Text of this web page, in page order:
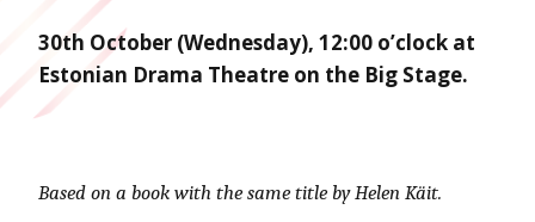
30th October (Wednesday), 12:00 o’clock at
Estonian Drama Theatre on the Big Stage.
Based on a book with the same title by Helen Käit.